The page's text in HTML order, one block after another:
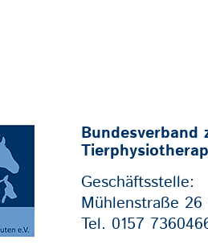
Bundesverband
Geschäftsstelle:
Mühlenstraße
Tel. 0157